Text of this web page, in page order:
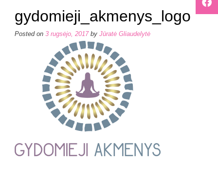
gydomieji_akmenys_logo
Posted on 3 rugsėjo, 2017 by Jūratė Gliaudelytė